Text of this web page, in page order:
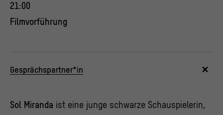
21:00
Filmvorführung
Gesprächspartner*in
Sol Miranda ist eine junge schwarze Schauspielerin,